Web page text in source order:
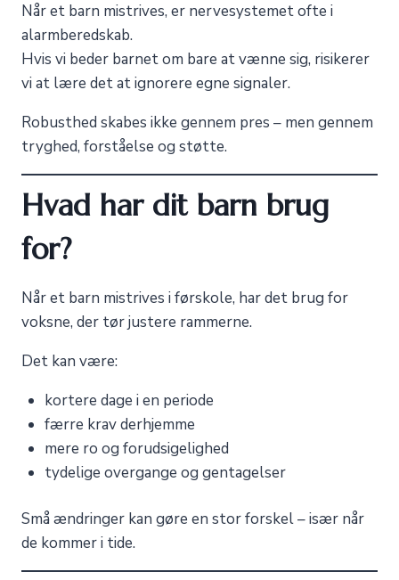
Når et barn mistrives, er nervesystemet ofte i
alarmberedskab.
Hvis vi beder barnet om bare at vænne sig, risikerer
vi at lære det at ignorere egne signaler.
Robusthed skabes ikke gennem pres – men gennem
tryghed, forståelse og støtte.
Hvad har dit barn brug
for?
Når et barn mistrives i førskole, har det brug for
voksne, der tør justere rammerne.
Det kan være:
kortere dage i en periode
færre krav derhjemme
mere ro og forudsigelighed
tydelige overgange og gentagelser
Små ændringer kan gøre en stor forskel – især når
de kommer i tide.